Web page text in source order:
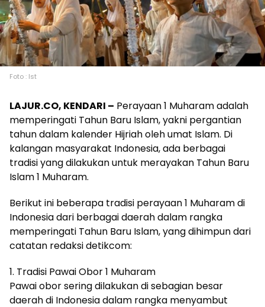
Foto : Ist
LAJUR.CO, KENDARI – Perayaan 1 Muharam adalah
memperingati Tahun Baru Islam, yakni pergantian
tahun dalam kalender Hijriah oleh umat Islam. Di
kalangan masyarakat Indonesia, ada berbagai
tradisi yang dilakukan untuk merayakan Tahun Baru
Islam 1 Muharam.
Berikut ini beberapa tradisi perayaan 1 Muharam di
Indonesia dari berbagai daerah dalam rangka
memperingati Tahun Baru Islam, yang dihimpun dari
catatan redaksi detikcom:
1. Tradisi Pawai Obor 1 Muharam
Pawai obor sering dilakukan di sebagian besar
daerah di Indonesia dalam rangka menyambut